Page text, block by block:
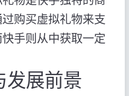
购买虚拟礼物来支
手则从中获取一定
发展前景